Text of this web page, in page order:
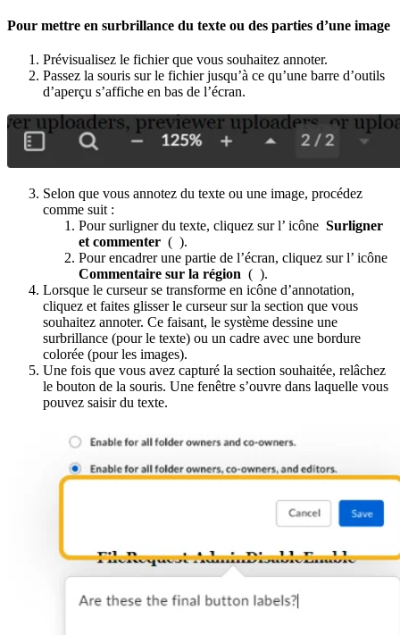
Pour mettre en surbrillance du texte ou des parties d’une image
Prévisualisez le fichier que vous souhaitez annoter.
Passez la souris sur le fichier jusqu’à ce qu’une barre d’outils
d’aperçu s’affiche en bas de l’écran.
Selon que vous annotez du texte ou une image, procédez
comme suit :
Pour surligner du texte, cliquez sur l’ icône Surligner
et commenter ( ).
Pour encadrer une partie de l’écran, cliquez sur l’ icône
Commentaire sur la région ( ).
Lorsque le curseur se transforme en icône d’annotation,
cliquez et faites glisser le curseur sur la section que vous
souhaitez annoter. Ce faisant, le système dessine une
surbrillance (pour le texte) ou un cadre avec une bordure
colorée (pour les images).
Une fois que vous avez capturé la section souhaitée, relâchez
le bouton de la souris. Une fenêtre s’ouvre dans laquelle vous
pouvez saisir du texte.